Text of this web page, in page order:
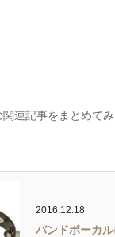
連記事をまとめて
2016.12.18
バンドボーカ